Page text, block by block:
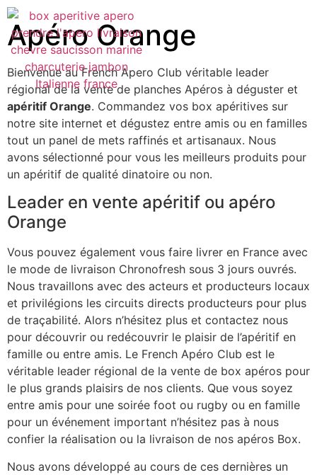
Apéro Orange
Bienvenue au French Apero Club véritable leader
régional de la vente de planches Apéros à déguster et
apéritif Orange. Commandez vos box apéritives sur
notre site internet et dégustez entre amis ou en familles
tout un panel de mets raffinés et artisanaux. Nous
avons sélectionné pour vous les meilleurs produits pour
un apéritif de qualité dinatoire ou non.
Leader en vente apéritif ou apéro
Orange
Vous pouvez également vous faire livrer en France avec
le mode de livraison Chronofresh sous 3 jours ouvrés.
Nous travaillons avec des acteurs et producteurs locaux
et privilégions les circuits directs producteurs pour plus
de traçabilité. Alors n’hésitez plus et contactez nous
pour découvrir ou redécouvrir le plaisir de l’apéritif en
famille ou entre amis. Le French Apéro Club est le
véritable leader régional de la vente de box apéros pour
le plus grands plaisirs de nos clients. Que vous soyez
entre amis pour une soirée foot ou rugby ou en famille
pour un événement important n’hésitez pas à nous
confier la réalisation ou la livraison de nos apéros Box.
Nous avons développé au cours de ces dernières un